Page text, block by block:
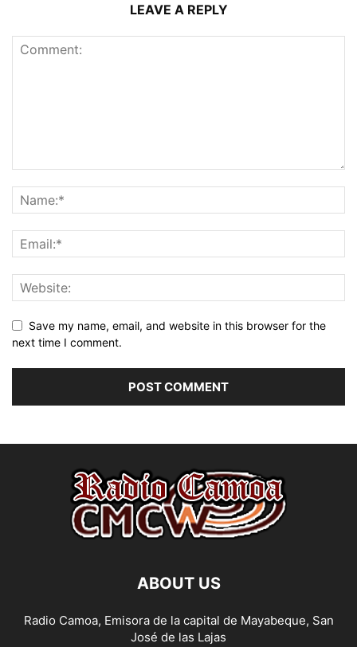
LEAVE A REPLY
Save my name, email, and website in this browser for the
next time I comment.
ABOUT US
Radio Camoa, Emisora de la capital de Mayabeque, San
José de las Lajas